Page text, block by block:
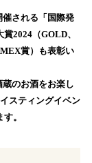
される「国際発
2024（GOLD、
賞）も表彰い
のお酒をお楽し
スティングイベン
。